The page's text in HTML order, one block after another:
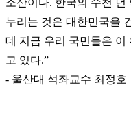
소산이다. 한국의 수천
누리는 것은 대한민국을
데 지금 우리 국민들은 이
고 있다.”
- 울산대 석좌교수 최정호